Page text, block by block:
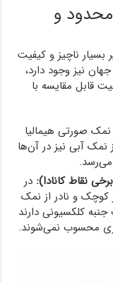
و
بسیار ناچیز و کیفیت
نیز وجود دارد،
قابل مقایسه با
صورتی هیمالیا
نمک آبی نیز در آن‌ها
نقاط کانادا): در
کوچک و نادر از نمک
کلکسیونی دارند
محسوب نمی‌شوند.